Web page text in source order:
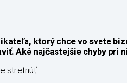
ktorý chce vo svete
Aké najčastejšie chyby pri
stretnúť.